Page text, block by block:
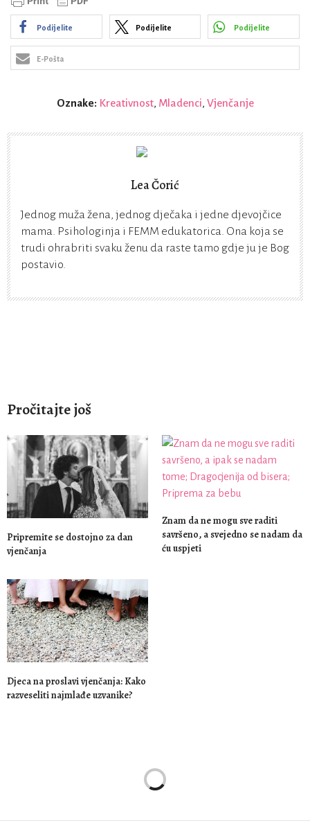
Podijelite Podijelite Podijelite
E-Pošta
Oznake: Kreativnost, Mladenci, Vjenčanje
Lea Čorić
Jednog muža žena, jednog dječaka i jedne djevojčice
mama. Psihologinja i FEMM edukatorica. Ona koja se
trudi ohrabriti svaku ženu da raste tamo gdje ju je Bog
postavio.
Pročitajte još
Pripremite se dostojno za dan
vjenčanja
Znam da ne mogu sve raditi
savršeno, a svejedno se nadam da
ću uspjeti
Djeca na proslavi vjenčanja: Kako
razveseliti najmlađe uzvanike?